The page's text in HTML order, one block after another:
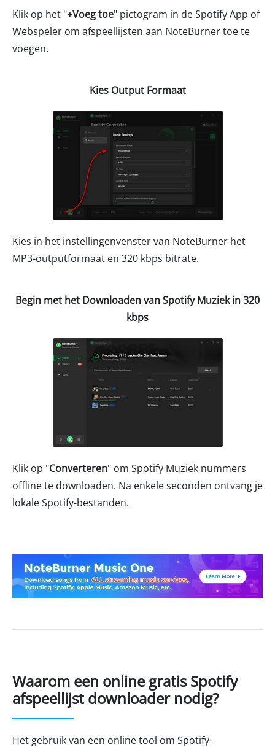
Klik op het "+Voeg toe" pictogram in de Spotify App of
Webspeler om afspeellijsten aan NoteBurner toe te
voegen.
Kies Output Formaat
Kies in het instellingenvenster van NoteBurner het
MP3-outputformaat en 320 kbps bitrate.
Begin met het Downloaden van Spotify Muziek in 320
kbps
Klik op "Converteren" om Spotify Muziek nummers
offline te downloaden. Na enkele seconden ontvang je
lokale Spotify-bestanden.
Waarom een online gratis Spotify
afspeellijst downloader nodig?
Het gebruik van een online tool om Spotify-